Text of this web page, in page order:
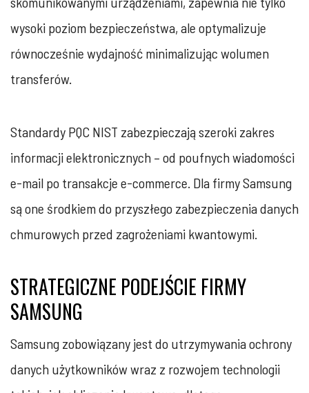
wysoki poziom bezpieczeństwa, ale optymalizuje
równocześnie wydajność minimalizując wolumen
transferów.
Standardy PQC NIST zabezpieczają szeroki zakres
informacji elektronicznych – od poufnych wiadomości
e-mail po transakcje e-commerce. Dla firmy Samsung
są one środkiem do przyszłego zabezpieczenia danych
chmurowych przed zagrożeniami kwantowymi.
STRATEGICZNE PODEJŚCIE FIRMY
SAMSUNG
Samsung zobowiązany jest do utrzymywania ochrony
danych użytkowników wraz z rozwojem technologii